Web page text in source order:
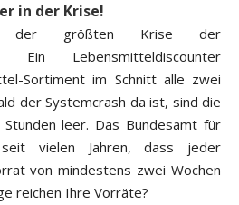
in der Krise!
größten Krise der
Ein Lebensmitteldiscounter
Sortiment im Schnitt alle zwei
der Systemcrash da ist, sind die
leer. Das Bundesamt für
vielen Jahren, dass jeder
von mindestens zwei Wochen
reichen Ihre Vorräte?